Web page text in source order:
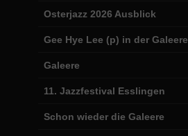
Osterjazz 2026 Ausblick
Gee Hye Lee (p) in der Galeere
Galeere
11. Jazzfestival Esslingen
Schon wieder die Galeere